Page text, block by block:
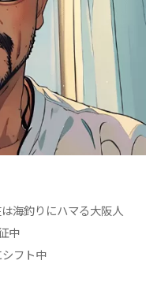
海釣りにハマる大阪人
中
フト中